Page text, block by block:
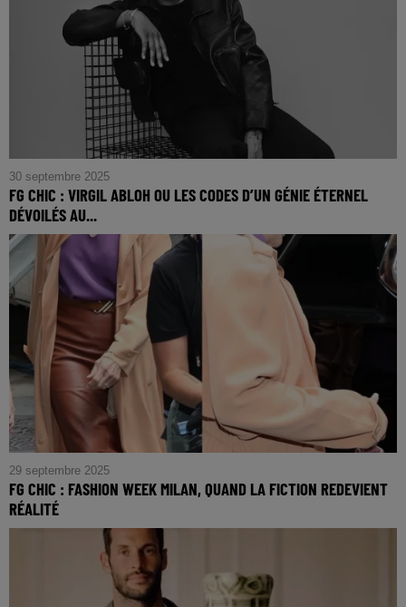
30 septembre 2025
FG CHIC : VIRGIL ABLOH OU LES CODES D’UN GÉNIE ÉTERNEL
DÉVOILÉS AU...
FG CHIC : Virgil Abloh ou Les Codes d’un Génie Éternel
Dévoilés au Grand Palais
29 septembre 2025
FG CHIC : FASHION WEEK MILAN, QUAND LA FICTION REDEVIENT
RÉALITÉ
FG CHIC : Fashion Week Milan, Quand la Fiction Redevient